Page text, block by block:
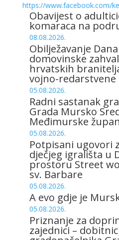
https://www.facebook.com/
Obavijest o
komaraca na
08.08.2026.
Obilježavanje
domovinske
hrvatskih
vojno-redarstvene
05.08.2026.
Radni sastanak
Grada Mursko
Međimurske
05.08.2026.
Potpisani ugovori
dječjeg igrališta u
prostoru Street
sv. Barbare
05.08.2026.
A evo gdje je
05.08.2026.
Priznanje za
zajednici –